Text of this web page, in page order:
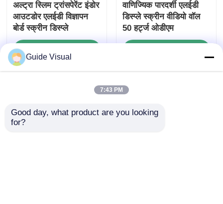
अल्ट्रा स्लिम ट्रांसपेरेंट इंडोर
आउटडोर एलईडी विज्ञापन
बोर्ड स्क्रीन डिस्प्ले
वाणिज्यिक पारदर्शी एलईडी
डिस्प्ले स्क्रीन वीडियो वॉल
50 हर्ट्ज ओडीएम
हमसे संपर्क करें
Guide Visual
7:43 PM
Good day, what product are you looking
for?